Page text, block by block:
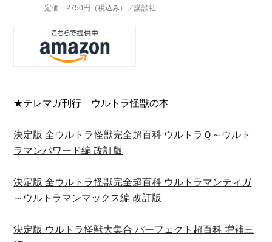
定価：2750円（税込み）／講談社
★テレマガ刊行 ウルトラ怪獣の本
決定版 全ウルトラ怪獣完全超百科 ウルトラＱ～ウルト
ラマンパワード編 改訂版
決定版 全ウルトラ怪獣完全超百科 ウルトラマンティガ
～ウルトラマンマックス編 改訂版
決定版 ウルトラ怪獣大集合 パーフェクト超百科 増補三